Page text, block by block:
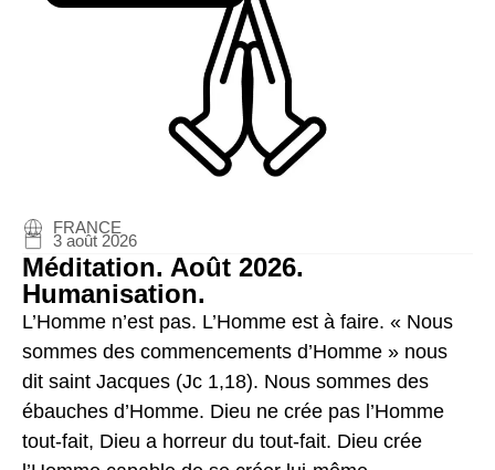
FRANCE
3 août 2026
Méditation. Août 2026.
Humanisation.
L’Homme n’est pas. L’Homme est à faire. « Nous
sommes des commencements d’Homme » nous
dit saint Jacques (Jc 1,18). Nous sommes des
ébauches d’Homme. Dieu ne crée pas l’Homme
tout-fait, Dieu a horreur du tout-fait. Dieu crée